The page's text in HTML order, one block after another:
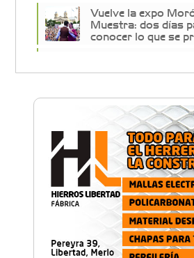
Vuelve la expo
Muestra: dos días
conocer lo que se
Venezolano:
Build With AI:
Developer Groups
llevó charlas de IA
Lunettes de
corazón de
a paso para una
Una organización
expansión: Pamela
su enfoque
La mejor berenjena
escabeche está en